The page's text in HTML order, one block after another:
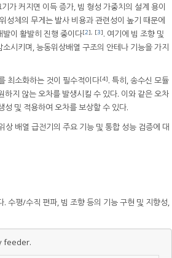
가 커지면 이득 증가, 빔 형성 가중치의 설계 용이
성체의 무게는 발사 비용과 관련성이 높기 때문에
이 활발히 진행 중이다[2], [3]. 여기에 빔 조향 및
시키며, 능동위상배열 구조의 안테나 기능을 가지
최소화하는 것이 필수적이다[4]. 특히, 송수신 모듈
지 않는 오차를 발생시킬 수 있다. 이와 같은 오차
및 적용하여 오차를 보상할 수 있다.
배열 급전기의 주요 기능 및 통합 성능 검증에 대
. 수평/수직 편파, 빔 조향 등의 기능 구현 및 지향성,
feeder.